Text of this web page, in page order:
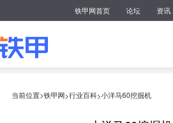
铁甲网首页 论坛 资讯
当前位置>铁甲网>行业百科>小洋马60挖掘机